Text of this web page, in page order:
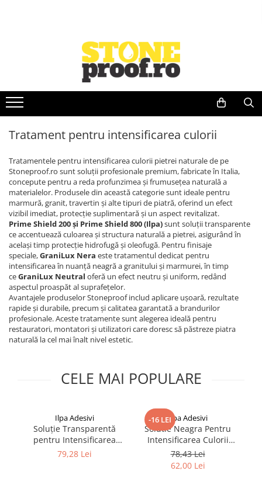
Impermeabilizant efect uscat
Impermeabilizanti cu efect umed
Impermeabilizanti ECO pe baza de
apa
Mastic lichid pentru lipire si
Mastic solid pentru lipire si
restaurare
Ceara solida pentru piatra
naturală
Detergenti Ph acid
Detergenti Ph alcalin
Detergenti Ph neutru - curățare
zilnică
Creme de lustruire și restaurare
Kituri de întreținere și restaurare
Paste abrazive și soluții speciale
Pulberi de lustruire
Degresanți si solvenți pentru
Solutii anti-alunecare pentru
pardoseala
colorate
si oxidărilor
Tratament pentru intensificarea culorii
Tratamentele pentru intensificarea culorii pietrei naturale de pe
Stoneproof.ro sunt soluții profesionale premium, fabricate în Italia,
concepute pentru a reda profunzimea și frumusețea naturală a
materialelor. Produsele din această categorie sunt ideale pentru
marmură, granit, travertin și alte tipuri de piatră, oferind un efect
vizibil imediat, protecție suplimentară și un aspect revitalizat.
Prime Shield 200 și Prime Shield 800 (Ilpa)sunt soluții transparente
ce accentuează culoarea și structura naturală a pietrei, asigurând în
același timp protecție hidrofugă și oleofugă. Pentru finisaje
speciale,GraniLux Nera este tratamentul dedicat pentru
intensificarea în nuanță neagră a granitului și marmurei, în timp
ceGraniLux Neutral oferă un efect neutru și uniform, redând
aspectul proaspăt al suprafețelor.
Avantajele produselor Stoneproof includ aplicare ușoară, rezultate
rapide și durabile, precum și calitatea garantată a brandurilor
profesionale. Aceste tratamente sunt alegerea ideală pentru
restauratori, montatori și utilizatori care doresc să păstreze piatra
naturală la cel mai înalt nivel estetic.
CELE MAI POPULARE
Ilpa Adesivi
Soluție Transparentă
pentru Intensificarea
Culorii Granitului și
79,28 Lei
-16 LEIIlpa Adesivi
Solutie Neagra Pentru
Intensificarea Culorii
Granitului si Marmurei –
Ilpa GraniLux Nera 1L
78,43 Lei
62,00 Lei